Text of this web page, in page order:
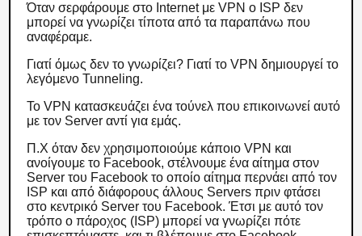
Όταν σερφάρουμε στο Internet με VPN ο ISP δεν
μπορεί να γνωρίζει τίποτα από τα παραπάνω που
αναφέραμε.
Γιατί όμως δεν το γνωρίζει? Γιατί το VPN δημιουργεί το
λεγόμενο Tunneling.
Το VPN κατασκευάζει ένα τούνελ που επικοινωνεί αυτό
με τον Server αντί για εμάς.
Π.Χ όταν δεν χρησιμοποιούμε κάποιο VPN και
ανοίγουμε το Facebook, στέλνουμε ένα αίτημα στον
Server του Facebook το οποίο αίτημα περνάει από τον
ISP και από διάφορους άλλους Servers πριν φτάσει
στο κεντρικό Server του Facebook. Έτσι με αυτό τον
τρόπο ο πάροχος (ISP) μπορεί να γνωρίζει πότε